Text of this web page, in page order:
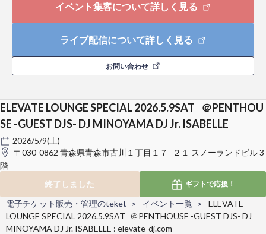
イベント集客について詳しく見る
ライブ配信について詳しく見る
お問い合わせ
ELEVATE LOUNGE SPECIAL 2026.5.9SAT ＠PENTHOU
SE -GUEST DJS- DJ MINOYAMA DJ Jr. ISABELLE
2026/5/9(土)
〒030-0862 青森県青森市古川１丁目１７−２１ スノーランドビル 3
階
終了しました
ギフトで応援！
電子チケット販売・管理のteket イベント一覧
ELEVATE
LOUNGE SPECIAL 2026.5.9SAT ＠PENTHOUSE -GUEST DJS- DJ
MINOYAMA DJ Jr. ISABELLE : elevate-dj.com